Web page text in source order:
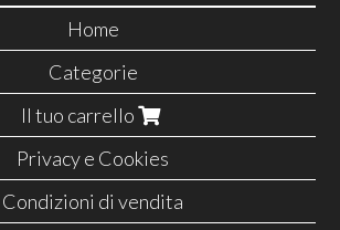
Home
Categorie
Il tuo carrello
Privacy e Cookies
Condizioni di vendita